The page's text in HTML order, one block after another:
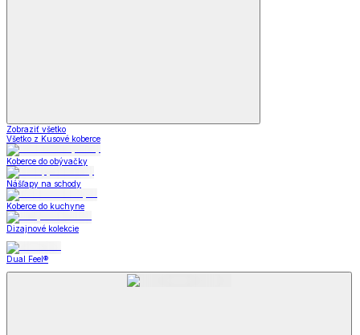
Zobraziť všetko
Všetko z Kusové koberce
Koberce do obývačky
Nášľapy na schody
Koberce do kuchyne
Dizajnové kolekcie
Dual Feel®